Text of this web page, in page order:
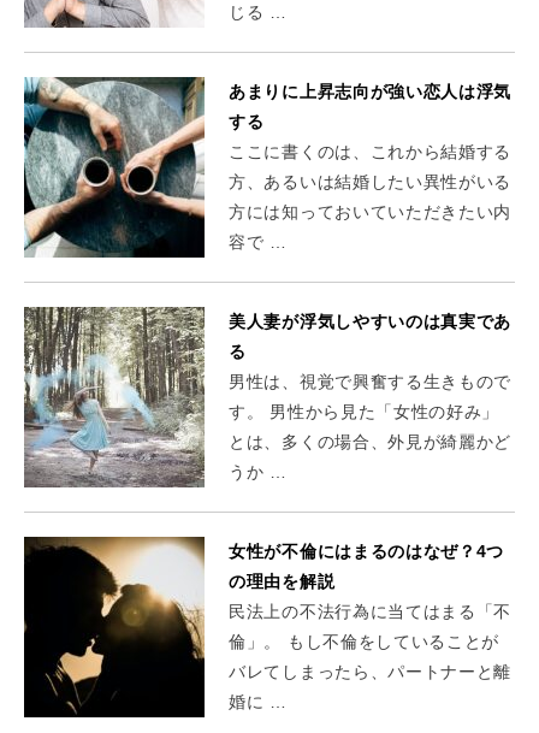
じる …
あまりに上昇志向が強い恋人は浮気
する
ここに書くのは、これから結婚する
方、あるいは結婚したい異性がいる
方には知っておいていただきたい内
容で …
美人妻が浮気しやすいのは真実であ
る
男性は、視覚で興奮する生きもので
す。 男性から見た「女性の好み」
とは、多くの場合、外見が綺麗かど
うか …
女性が不倫にはまるのはなぜ？4つ
の理由を解説
民法上の不法行為に当てはまる「不
倫」。 もし不倫をしていることが
バレてしまったら、パートナーと離
婚に …